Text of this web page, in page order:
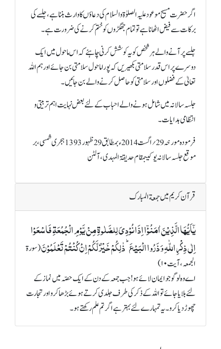
اگر حضرت مسیح موعود علیہ الصلوٰۃوالسلام کی دعاؤں کا وارث بننا ہے، جلسے کی
برکات سے فیض اٹھانا ہے تو تمام جھگڑوں کو ختم کرنے کی ضرورت ہے۔
جلسے پر آنے والے ہر شخص کو یہ کوشش کرنی چاہئے کہ اس ماحول میں ایک
دوسرے پر اس قدر سلامتی بکھیریں کہ پورا ماحول سلامتی بن جائے اور ہم اللہ
تعالیٰ کے فضلوں اور سلامتی کو حاصل کرنے والے بن جائیں۔
جلسہ سالانہ میں شامل ہونے والے احباب کے لئے بعض نہایت اہم تربیتی و
انتظامی ہدایات۔
فرمودہ مورخہ 29؍اگست 2014ء بمطابق29 ظہور 1393 ہجری شمسی، بر
موقع جلسہ سالانہ یوکیبمقام حدیقۃ المہدی، آلٹن
قرآن کریم میں جمعة المبارک
یٰۤاَیُّہَا الَّذِیۡنَ اٰمَنُوۡۤا اِذَا نُوۡدِیَ لِلصَّلٰوۃِ مِنۡ یَّوۡمِ الۡجُمُعَۃِ فَاسۡعَوۡا
اِلٰی ذِکۡرِ اللّٰہِ وَ ذَرُوا الۡبَیۡعَ ؕ ذٰلِکُمۡ خَیۡرٌ لَّکُمۡ اِنۡ کُنۡتُمۡ تَعۡلَمُوۡنَ(سورة
الجمعہ، آیت ۱۰)
اے وہ لوگو جو ایمان لائے ہو! جب جمعہ کے دن کے ایک حصّہ میں نماز کے
لئے بلایا جائے تو اللہ کے ذکر کی طرف جلدی کرتے ہوئے بڑھا کرو اور تجارت
چھوڑ دیا کرو۔ یہ تمہارے لئے بہتر ہے اگر تم علم رکھتے ہو۔